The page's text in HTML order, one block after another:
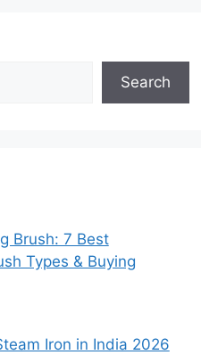
Search
Brush: 7 Best
Types & Buying
Iron in India 2026